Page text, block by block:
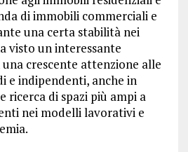
di immobili commerciali e
una certa stabilità nei
visto un interessante
crescente attenzione alle
e indipendenti, anche in
ricerca di spazi più ampi a
nei modelli lavorativi e